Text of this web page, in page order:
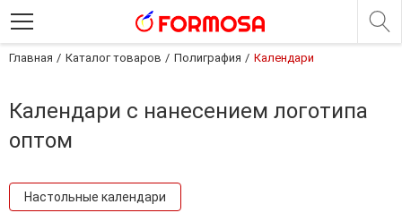
Главная Каталог товаров Полиграфия Календари
Календари с нанесением логотипа
оптом
Настольные календари